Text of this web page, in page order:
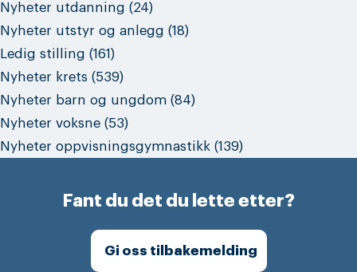
Nyheter utdanning (24)
Nyheter utstyr og anlegg (18)
Ledig stilling (161)
Nyheter krets (539)
Nyheter barn og ungdom (84)
Nyheter voksne (53)
Nyheter oppvisningsgymnastikk (139)
Fant du det du lette etter?
Gi oss tilbakemelding